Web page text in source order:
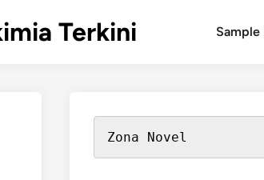
Terkini Sample
Zona Novel